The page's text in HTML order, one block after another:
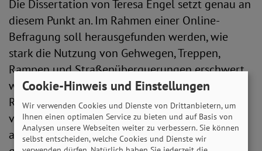
Die Dissertation von Teresa Engel setzt genau an
diesem Punkt an. Im Rahmen einer Online-
Befragung soll herausgefunden werden, wie
stark die Nutzung von Gehwegen, Treppen,
Rampen und Straßenüberquerungen erschwert
wird, wenn diese nicht nach den anerkannten
Regelwerken errichtet wurden. Hierzu werden
verschiedene Situation im öffentlichen Raum
abgefragt, die je nach Nutzendengruppe, z. B.
Cookie-Hinweis und Einstellungen
Wir verwenden Cookies und Dienste von Drittanbietern, um
Ihnen einen optimalen Service zu bieten und auf Basis von
Analysen unsere Webseiten weiter zu verbessern. Sie können
selbst entscheiden, welche Cookies und Dienste wir